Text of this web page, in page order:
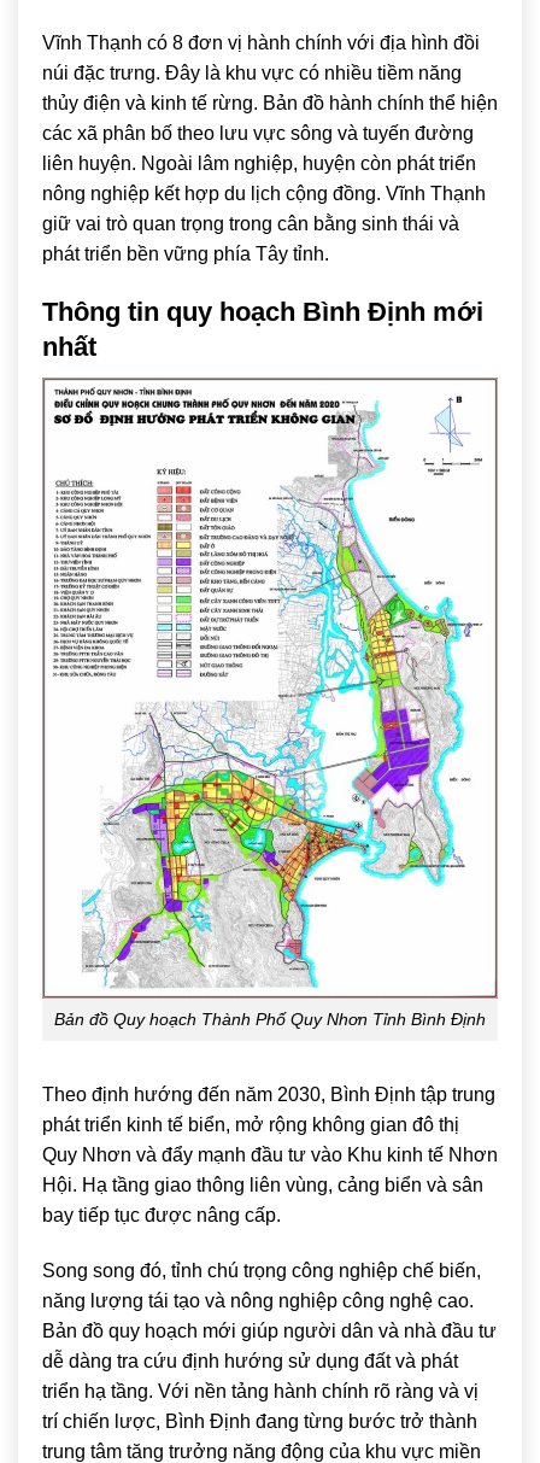
Vĩnh Thạnh có 8 đơn vị hành chính với địa hình đồi
núi đặc trưng. Đây là khu vực có nhiều tiềm năng
thủy điện và kinh tế rừng. Bản đồ hành chính thể hiện
các xã phân bố theo lưu vực sông và tuyến đường
liên huyện. Ngoài lâm nghiệp, huyện còn phát triển
nông nghiệp kết hợp du lịch cộng đồng. Vĩnh Thạnh
giữ vai trò quan trọng trong cân bằng sinh thái và
phát triển bền vững phía Tây tỉnh.
Thông tin quy hoạch Bình Định mới
nhất
Bản đồ Quy hoạch Thành Phố Quy Nhơn Tỉnh Bình Định
Theo định hướng đến năm 2030, Bình Định tập trung
phát triển kinh tế biển, mở rộng không gian đô thị
Quy Nhơn và đẩy mạnh đầu tư vào Khu kinh tế Nhơn
Hội. Hạ tầng giao thông liên vùng, cảng biển và sân
bay tiếp tục được nâng cấp.
Song song đó, tỉnh chú trọng công nghiệp chế biến,
năng lượng tái tạo và nông nghiệp công nghệ cao.
Bản đồ quy hoạch mới giúp người dân và nhà đầu tư
dễ dàng tra cứu định hướng sử dụng đất và phát
triển hạ tầng. Với nền tảng hành chính rõ ràng và vị
trí chiến lược, Bình Định đang từng bước trở thành
trung tâm tăng trưởng năng động của khu vực miền